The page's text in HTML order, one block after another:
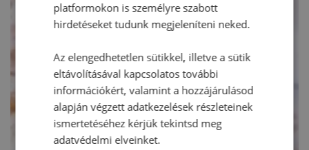
platformokon is személyre szabott
hirdetéseket tudunk megjeleníteni neked.
Az elengedhetetlen sütikkel, illetve a sütik
eltávolításával kapcsolatos további
információkért, valamint a hozzájárulásod
alapján végzett adatkezelések részleteinek
ismertetéséhez kérjük tekintsd meg
adatvédelmi elveinket.